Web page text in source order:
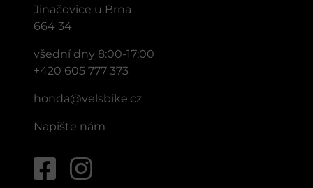
Jinačovice u Brna
664 34
všední dny 8:00-17:00
+420 605 777 373
honda@velsbike.cz
Napište nám